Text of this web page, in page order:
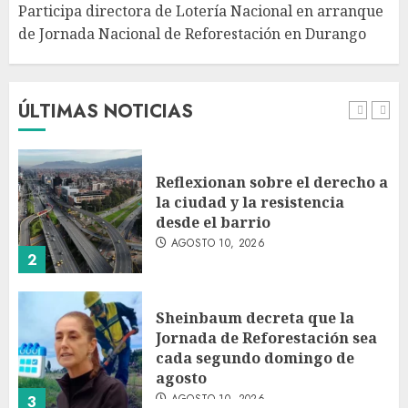
Participa directora de Lotería Nacional en arranque
de Jornada Nacional de Reforestación en Durango
ÚLTIMAS NOTICIAS
1
Jardín Hidalgo de Coyoacán
AGOSTO 10, 2026
2
Reflexionan sobre el derecho a
la ciudad y la resistencia
desde el barrio
AGOSTO 10, 2026
3
Sheinbaum decreta que la
Jornada de Reforestación sea
cada segundo domingo de
agosto
AGOSTO 10, 2026